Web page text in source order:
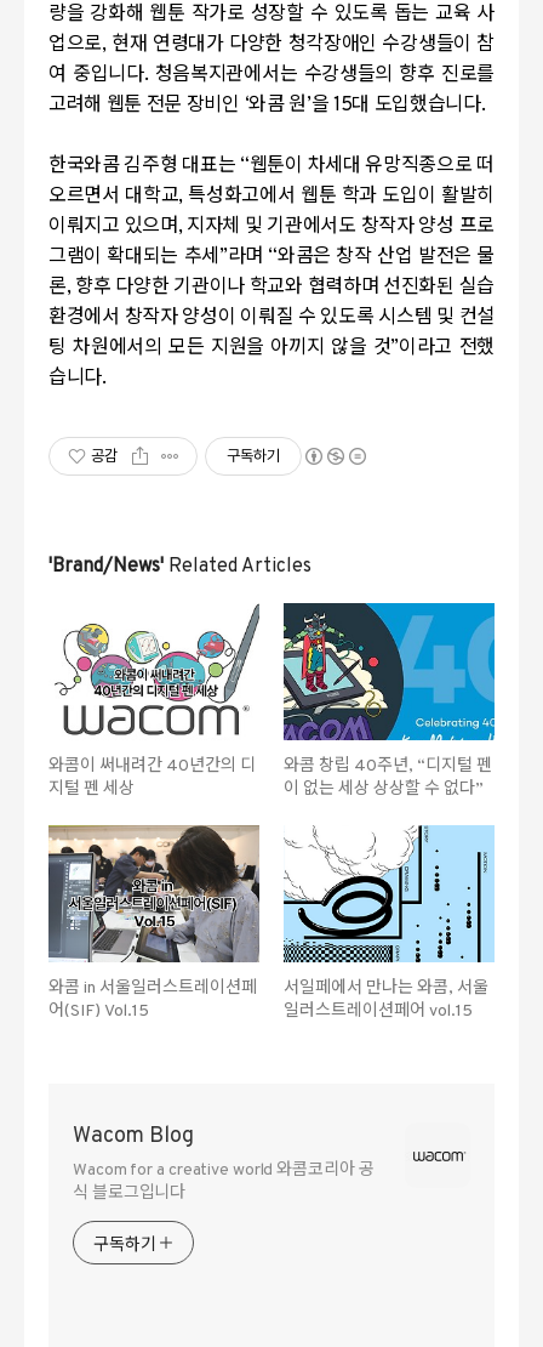
량을 강화해 웹툰 작가로 성장할 수 있도록 돕는 교육 사
업으로, 현재 연령대가 다양한 청각장애인 수강생들이 참
여 중입니다. 청음복지관에서는 수강생들의 향후 진로를
고려해 웹툰 전문 장비인 ‘와콤 원’을 15대 도입했습니다.
한국와콤 김주형 대표는 “웹툰이 차세대 유망직종으로 떠
오르면서 대학교,특성화고에서 웹툰 학과 도입이 활발히
이뤄지고 있으며 , 지자체 및 기관에서도 창작자 양성 프로
그램이 확대되는 추세”라며 “와콤은 창작 산업 발전은 물
론, 향후 다양한 기관이나 학교와 협력하며 선진화된 실습
환경에서 창작자 양성이 이뤄질 수 있도록 시스템 및 컨설
팅 차원에서의 모든 지원을 아끼지 않을 것”이라고 전했
습니다.
공감 구독하기
'Brand/News' Related Articles
와콤이 써내려간 40년간의 디
지털 펜 세상
와콤 창립 40주년, “디지털 펜
이 없는 세상 상상할 수 없다”
와콤 in 서울일러스트레이션페
어(SIF) Vol.15
서일페에서 만나는 와콤, 서울
일러스트레이션페어 vol.15
Wacom Blog
Wacom for a creative world 와콤코리아 공
식 블로그입니다
구독하기